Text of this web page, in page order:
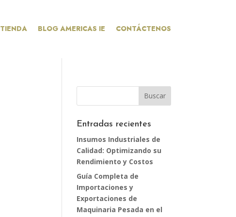
TIENDA BLOG AMERICAS IE CONTÁCTENOS
Entradas recientes
Insumos Industriales de
Calidad: Optimizando su
Rendimiento y Costos
Guía Completa de
Importaciones y
Exportaciones de
Maquinaria Pesada en el